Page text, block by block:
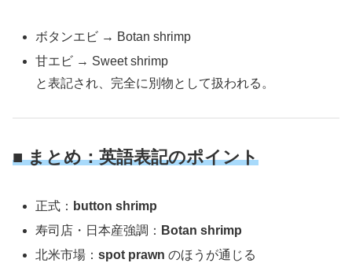
ボタンエビ → Botan shrimp
甘エビ → Sweet shrimp
と表記され、完全に別物として扱われる。
■ まとめ：英語表記のポイント
正式： button shrimp
寿司店・日本産強調： Botan shrimp
北米市場：spot prawn のほうが通じる